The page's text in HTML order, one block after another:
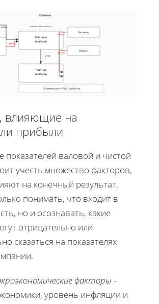
Влияние
Валовая
прибыль
Чистая
прибыль
Расходы
Налоги
Оптимизация — Рост прибыли
плюс
минус
учет
минус
минус
влияние себестоимости
влияющие на
прибыли
показателей валовой и чистой
учесть множество факторов,
на конечный результат.
понимать, что входит в
но и осознавать, какие
отрицательно или
сказаться на показателях
факторы -
уровень инфляции и